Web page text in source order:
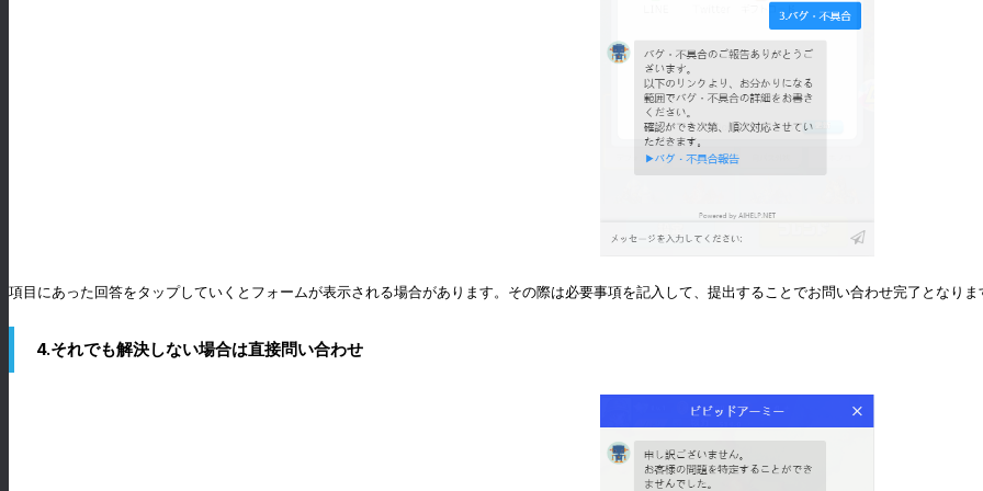
項目にあった回答をタップしていくとフォームが表示される場合があります。その際は必要事項を記入して、提出することでお問い合わせ完了となりま
4.それでも解決しない場合は直接問い合わせ